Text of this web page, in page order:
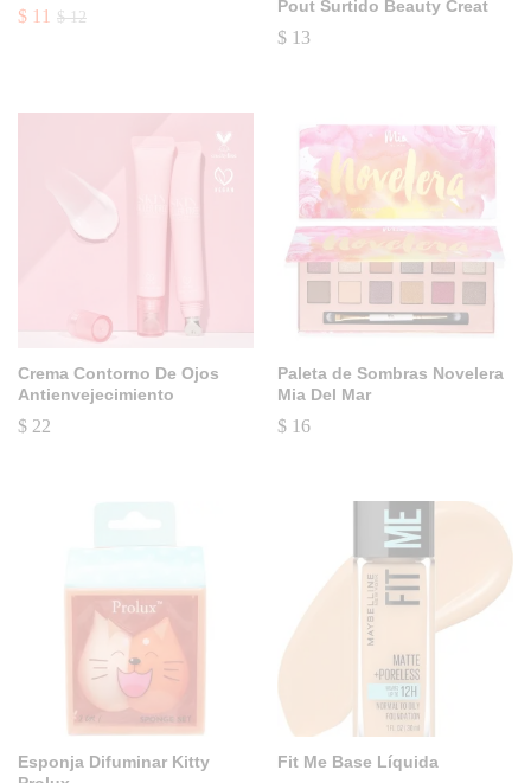
$ 11 $12
Pout Surtido Beauty Creat
$ 13
Crema Contorno De Ojos
Antienvejecimiento
$ 22
Paleta de Sombras Novelera
Mia Del Mar
$ 16
Esponja Difuminar Kitty
Fit Me Base Líquida